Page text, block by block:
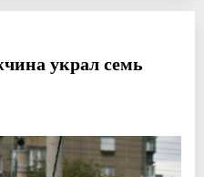
украл семь